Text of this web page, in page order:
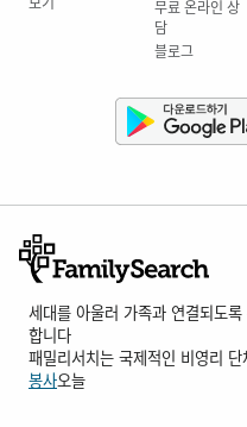
무료 온라인 상
담
블로그
세대를 아울러 가족과 연결되도
합니다
패밀리서치는 국제적인 비영리 단
봉사오늘